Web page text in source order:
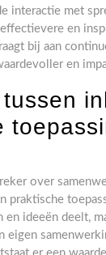
interactie met
en
bij aan
en
over
praktische
ideeën deelt,
eigen